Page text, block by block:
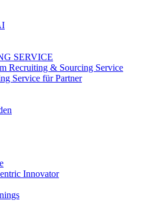
SERVICE
Recruiting & Sourcing Service
Service für Partner
Innovator